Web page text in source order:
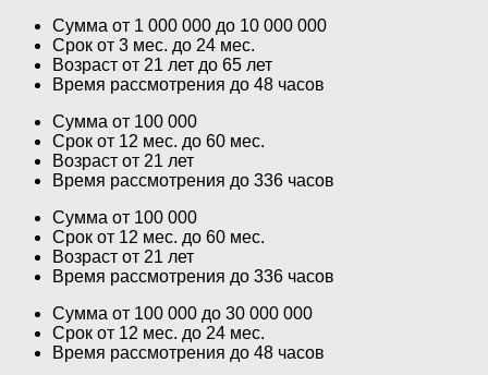
Сумма от 1 000 000 до 10 000 000
Срок от 3 мес. до 24 мес.
Возраст от 21 лет до 65 лет
Время рассмотрения до 48 часов
Сумма от 100 000
Срок от 12 мес. до 60 мес.
Возраст от 21 лет
Время рассмотрения до 336 часов
Сумма от 100 000
Срок от 12 мес. до 60 мес.
Возраст от 21 лет
Время рассмотрения до 336 часов
Сумма от 100 000 до 30 000 000
Срок от 12 мес. до 24 мес.
Время рассмотрения до 48 часов